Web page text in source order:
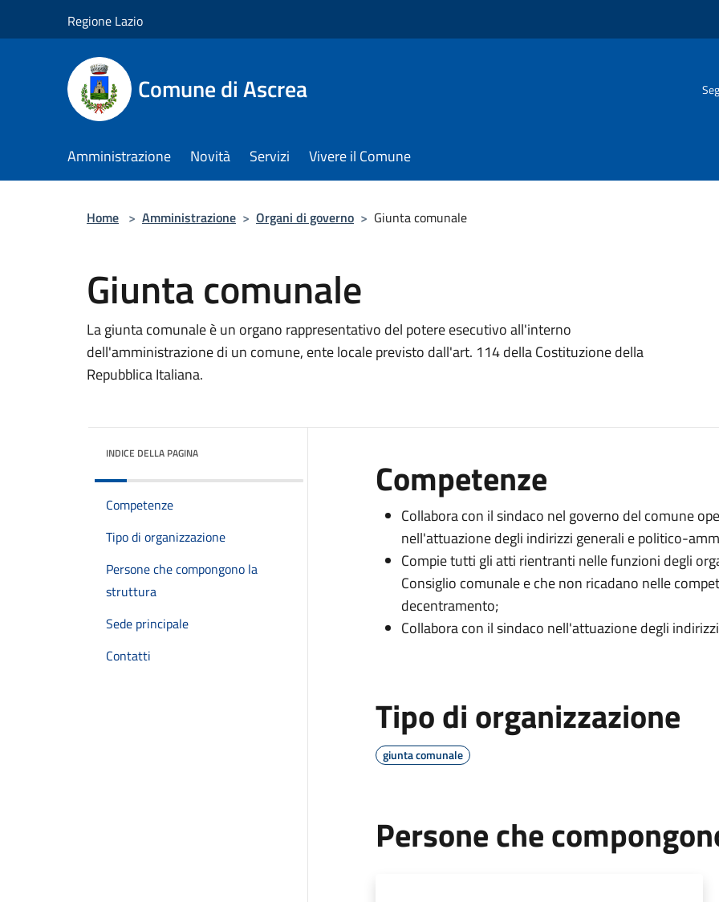
Regione Lazio
Comune di Ascrea
Amministrazione Novità Servizi Vivere il Comune
Home > Amministrazione > Organi di governo > Giunta comunale
Giunta comunale
La giunta comunale è un organo rappresentativo del potere esecutivo all'interno
dell'amministrazione di un comune, ente locale previsto dall'art. 114 della Costituzione della
Repubblica Italiana.
INDICE DELLA PAGINA
Competenze
Tipo di organizzazione
Persone che compongono la
struttura
Sede principale
Contatti
Competenze
Collabora con il sindaco nel governo del comune
nell'attuazione degli indirizzi generali e politico-
Compie tutti gli atti rientranti nelle funzioni degli
Consiglio comunale e che non ricadano nelle
decentramento;
Collabora con il sindaco nell'attuazione degli
Tipo di organizzazione
giunta comunale
Persone che